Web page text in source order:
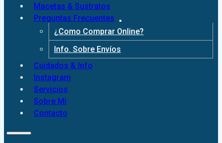
Macetas & Sustratos
Preguntas Frecuentes
¿Como Comprar Online?
Info. Sobre Envíos
Cuidados & Info
Instagram
Servicios
Sobre Mí
Contacto